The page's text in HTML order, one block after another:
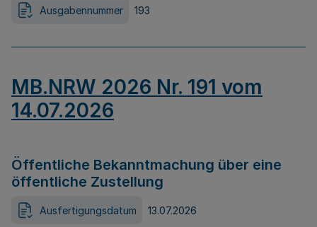
Ausgabennummer 193
MB.NRW 2026 Nr. 191 vom
14.07.2026
Öffentliche Bekanntmachung über eine
öffentliche Zustellung
Ausfertigungsdatum 13.07.2026